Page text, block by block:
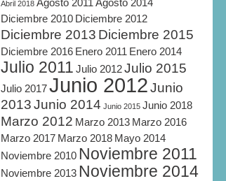
Abril 2018 Agosto 2011 Agosto 2014
Diciembre 2010 Diciembre 2012
Diciembre 2013 Diciembre 2015
Diciembre 2016 Enero 2011 Enero 2014
Julio 2011 Julio 2012Julio 2015
Julio 2017Junio 2012Junio
2013Junio 2014 Junio 2015 Junio 2018
Marzo 2012 Marzo 2013 Marzo 2016
Marzo 2017 Marzo 2018 Mayo 2014
Noviembre 2010 Noviembre 2011
Noviembre 2013 Noviembre 2014